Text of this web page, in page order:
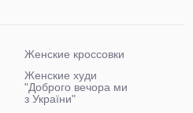
Женские кроссовки
Женские худи
"Доброго вечора ми
з України"